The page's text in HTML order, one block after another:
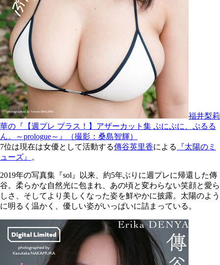
福井梨莉
華の『【週プレ プラス！】アザーカット集 ぷにぷに、ぷるる
ん。～prologue～』（撮影：桑島智輝）
7位は現在は女優として活動する傳谷英里香による
『太陽のミ
ューズ』
。
2019年の写真集『sol』以来、約5年ぶりに週プレに帰還した傳
谷。柔らかな自然光に包まれ、あの頃と変わらない笑顔と愛ら
しさ、そしてより美しくなった姿を鮮やかに披露。太陽のよう
に明るく温かく、優しい姿がいっぱいに詰まっている。